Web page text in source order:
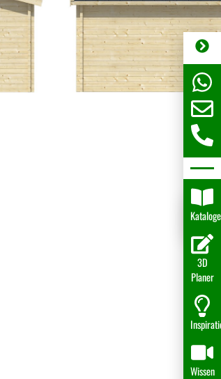
Kataloge
3D
Planer
Wissen